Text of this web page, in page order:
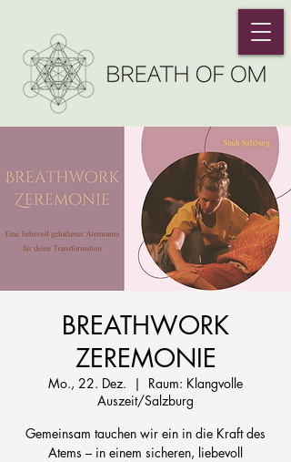
BREATHWORK
ZEREMONIE
Mo., 22. Dez.
  |
Raum: Klangvolle
Auszeit/Salzburg
Gemeinsam tauchen wir ein in die Kraft des
Atems – in einem sicheren, liebevoll